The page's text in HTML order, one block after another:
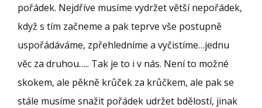
pořádek. Nejdříve musíme vydržet větší nepořádek,
když s tím začneme a pak teprve vše postupně
uspořádáváme, zpřehledníme a vyčistíme…jednu
věc za druhou….. Tak je to i v nás. Není to možné
skokem, ale pěkně krůček za krůčkem, ale pak se
stále musíme snažit pořádek udržet bdělostí, jinak